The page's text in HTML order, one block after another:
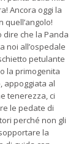
Ancora oggi la
dire che la Panda
noi all’ospedale
petulante
la primogenita
appoggiata al
tenerezza, ci
le pedate di
perché non gli
la